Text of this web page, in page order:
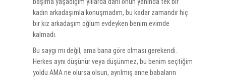
kadın arkadaşımla konuşmadım, bu kadar zamandır hiç
bir kız arkadaşım oğlum evdeyken benim evimde
kalmadı.
Bu saygı mı değil, ama bana göre olması gerekendi.
Herkes aynı düşünür veya düşünmez, bu benim seçtiğim
yoldu AMA ne olursa olsun, ayrılmış anne babaların